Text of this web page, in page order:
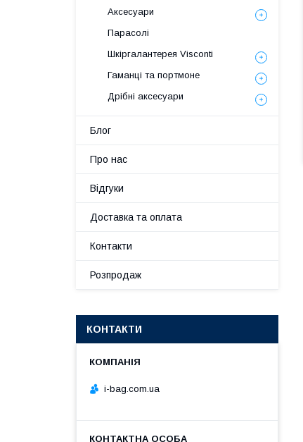
Аксесуари
Парасолі
Шкіргалантерея Visconti
Гаманці та портмоне
Дрібні аксесуари
Блог
Про нас
Відгуки
Доставка та оплата
Контакти
Розпродаж
КОНТАКТИ
i-bag.com.ua